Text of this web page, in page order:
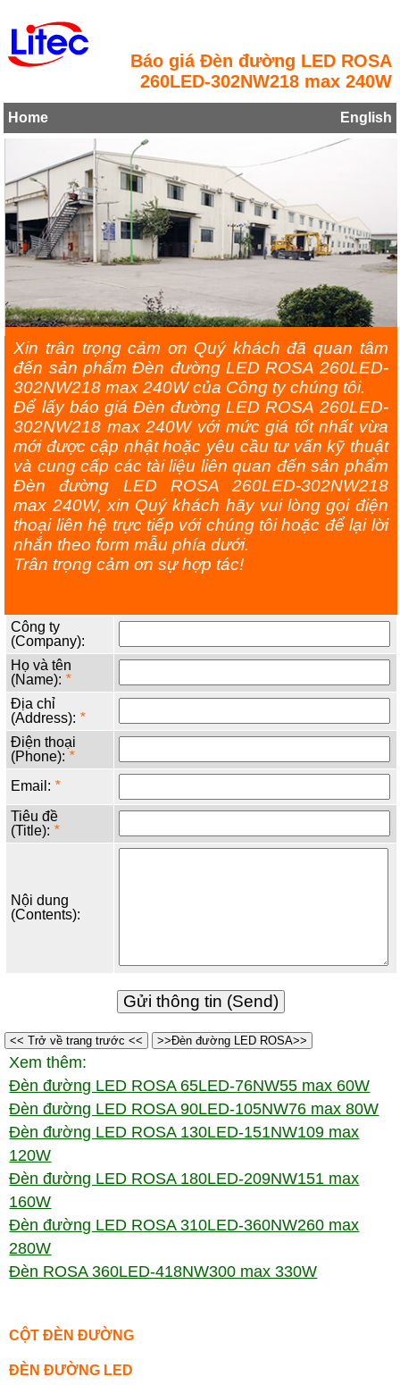
Báo giá Đèn đường LED ROSA
260LED-302NW218 max 240W
Home English
Xin trân trọng cảm ơn Quý khách đã quan tâm
đến sản phẩm Đèn đường LED ROSA 260LED-
302NW218 max 240W của Công ty chúng tôi.
Để lấy báo giá Đèn đường LED ROSA 260LED-
302NW218 max 240W với mức giá tốt nhất vừa
mới được cập nhật hoặc yêu cầu tư vấn kỹ thuật
và cung cấp các tài liệu liên quan đến sản phẩm
Đèn đường LED ROSA 260LED-302NW218
max 240W, xin Quý khách hãy vui lòng gọi điện
thoại liên hệ trực tiếp với chúng tôi hoặc để lại lời
nhắn theo form mẫu phía dưới.
Trân trọng cảm ơn sự hợp tác!
Công ty
(Company):
Họ và tên
(Name): *
Địa chỉ
(Address): *
Điện thoại
(Phone): *
Email: *
Tiêu đề
(Title): *
Nội dung
(Contents):
<< Trở về trang trước << >>Đèn đường LED ROSA>>
Xem thêm:
Đèn đường LED ROSA 65LED-76NW55 max 60W
Đèn đường LED ROSA 90LED-105NW76 max 80W
Đèn đường LED ROSA 130LED-151NW109 max
120W
Đèn đường LED ROSA 180LED-209NW151 max
160W
Đèn đường LED ROSA 310LED-360NW260 max
280W
Đèn ROSA 360LED-418NW300 max 330W
CỘT ĐÈN ĐƯỜNG
ĐÈN ĐƯỜNG LED